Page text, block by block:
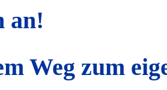
an!
Weg zum